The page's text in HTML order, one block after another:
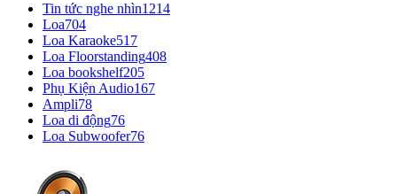
Tin tức nghe nhìn1214
Loa704
Loa Karaoke517
Loa Floorstanding408
Loa bookshelf205
Phụ Kiện Audio167
Ampli78
Loa di động76
Loa Subwoofer76